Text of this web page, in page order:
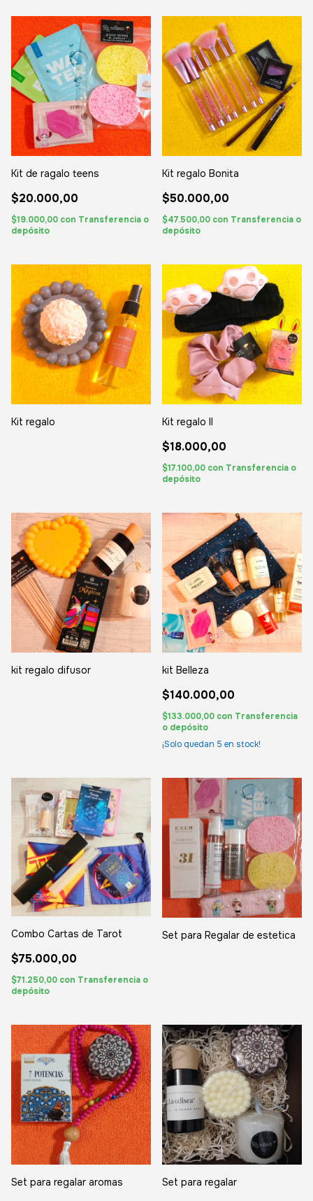
Kit de ragalo teens
$20.000,00
$19.000,00 con Transferencia o
depósito
Kit regalo Bonita
$50.000,00
$47.500,00 con Transferencia o
depósito
Kit regalo Kit regalo II
$18.000,00
$17.100,00 con Transferencia o
depósito
kit regalo difusor kit Belleza
$140.000,00
$133.000,00 con Transferencia
o depósito
¡Solo quedan 5 en stock!
Combo Cartas de Tarot
$75.000,00
$71.250,00 con Transferencia o
depósito
Set para Regalar de estetica
Set para regalar aromas Set para regalar